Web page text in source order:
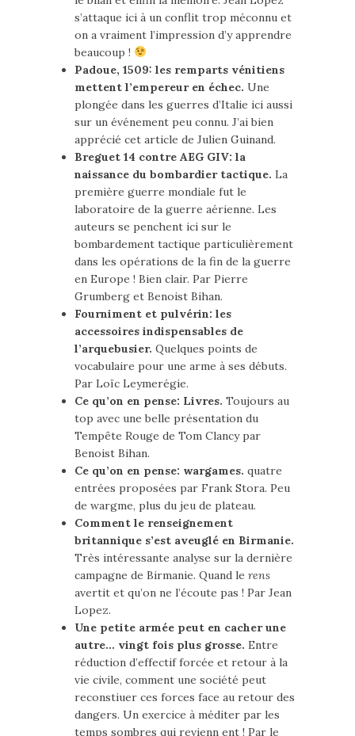
s’attaque ici à un conflit trop méconnu et
on a vraiment l’impression d’y apprendre
beaucoup !
Padoue, 1509: les remparts vénitiens
mettent l’empereur en échec. Une
plongée dans les guerres d’Italie ici aussi
sur un événement peu connu. J’ai bien
apprécié cet article de Julien Guinand.
Breguet 14 contre AEG GIV: la
naissance du bombardier tactique. La
première guerre mondiale fut le
laboratoire de la guerre aérienne. Les
auteurs se penchent ici sur le
bombardement tactique particulièrement
dans les opérations de la fin de la guerre
en Europe ! Bien clair. Par Pierre
Grumberg et Benoist Bihan.
Fourniment et pulvérin: les
accessoires indispensables de
l’arquebusier. Quelques points de
vocabulaire pour une arme à ses débuts.
Par Loïc Leymerégie.
Ce qu’on en pense: Livres. Toujours au
top avec une belle présentation du
Tempête Rouge de Tom Clancy par
Benoist Bihan.
Ce qu’on en pense: wargames. quatre
entrées proposées par Frank Stora. Peu
de wargme, plus du jeu de plateau.
Comment le renseignement
britannique s’est aveuglé en Birmanie.
Très intéressante analyse sur la dernière
campagne de Birmanie. Quand le rens
avertit et qu’on ne l’écoute pas ! Par Jean
Lopez.
Une petite armée peut en cacher une
autre… vingt fois plus grosse. Entre
réduction d’effectif forcée et retour à la
vie civile, comment une société peut
reconstiuer ces forces face au retour des
dangers. Un exercice à méditer par les
temps sombres qui revienn ent ! Par le